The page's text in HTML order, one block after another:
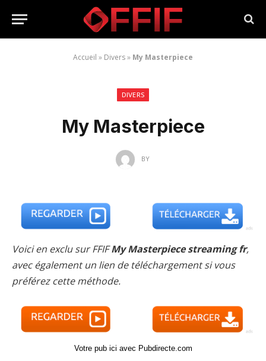
Accueil » Divers» My Masterpiece
DIVERS
My Masterpiece
BY
Voici en exclu sur FFIFMy Masterpiece streaming fr,
avec également un lien de téléchargement si vous
préférez cette méthode.
Votre pub ici avec Pubdirecte.com